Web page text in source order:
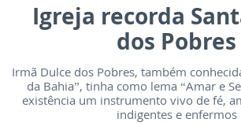
Igreja recorda
dos Pobres
Irmã Dulce dos Pobres, também
da Bahia”, tinha como lema “Amar e
existência um instrumento vivo de fé,
indigentes e enfermos